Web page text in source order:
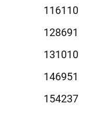
6110
8691
1010
6951
4237